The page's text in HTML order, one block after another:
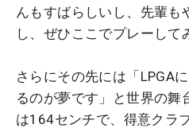
んもすばらしいし、先輩も
し、ぜひここでプレーして
さらにその先には「LPGA
るのが夢です」と世界の舞
は164センチで、得意クラ